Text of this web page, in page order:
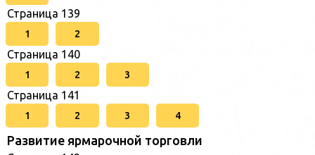
Страница 139
1 2
Страница 140
1 2 3
Страница 141
1 2 3 4
Развитие ярмарочной торговли